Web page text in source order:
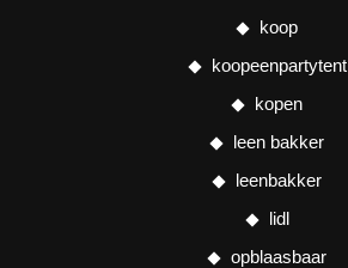
koop
koopeenpartytent
kopen
leen bakker
leenbakker
lidl
opblaasbaar